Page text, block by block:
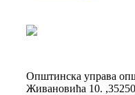
Општинска управа
Живановића 10.